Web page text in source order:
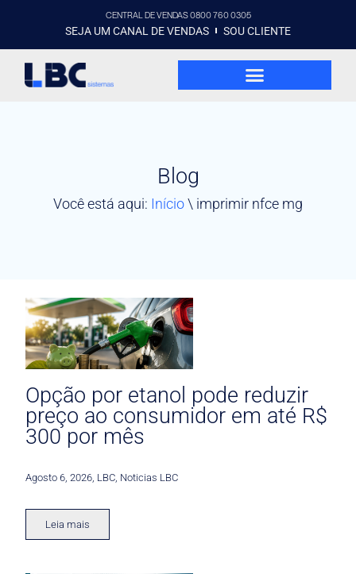
CENTRAL DE VENDAS 0800 760 0305
SEJA UM CANAL DE VENDAS SOU CLIENTE
Blog
Você está aqui: Início\ imprimir nfce mg
Opção por etanol pode reduzir
preço ao consumidor em até R$
300 por mês
Agosto 6, 2026 LBC Noticias LBC
Leia mais